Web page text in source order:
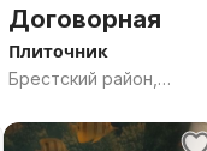
Договорная
Плиточник
Брестский район,